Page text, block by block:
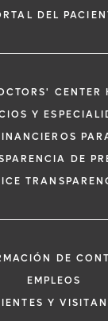
una
cita
se
médica
Health y sus
DEL
CENTER
Y
DE
DE
EMPLEOS
Y